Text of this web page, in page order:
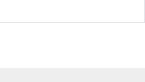
HAND MEP GROUP